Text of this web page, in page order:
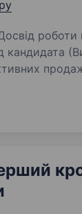
роботи
кандидата